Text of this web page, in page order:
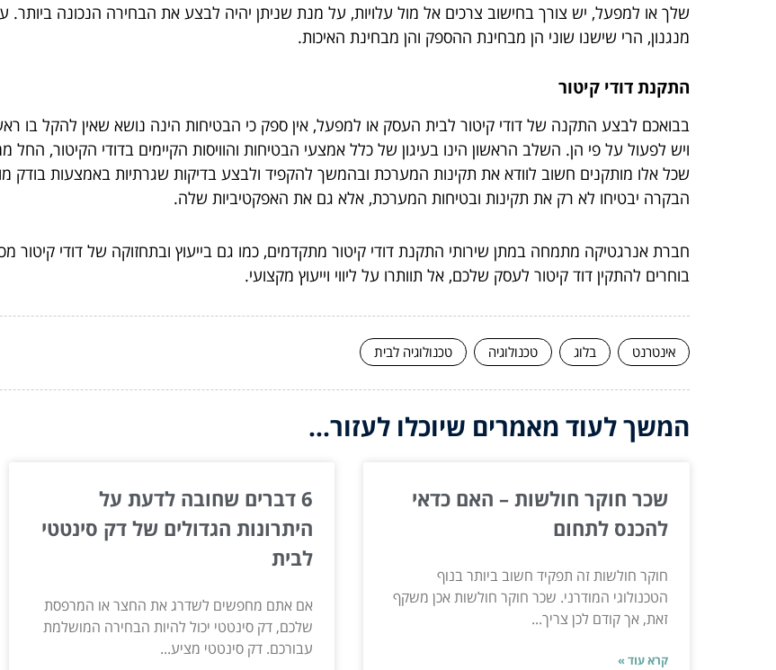
שלך או למפעל, יש צורך בחישוב צרכים אל מול עלויות, על מנת שניתן יהיה לבצע את הבחירה הנכונה ביותר.
מנגנון, הרי שישנו שוני הן מבחינת ההספק והן מבחינת האיכות.
התקנת דודי קיטור
בבואכם לבצע התקנה של דודי קיטור לבית העסק או למפעל, אין ספק כי הבטיחות הינה נושא שאין להקל בו
ויש לפעול על פי הן. השלב הראשון הינו בעיגון של כלל אמצעי הבטיחות והוויסות הקיימים בדודי הקיטור,
שכל אלו מותקנים חשוב לוודא את תקינות המערכת ובהמשך להקפיד ולבצע בדיקות שגרתיות באמצעות בודק
הבקרה יבטיחו לא רק את תקינות ובטיחות המערכת, אלא גם את האפקטיביות שלה.
חברת אנרגטיקה מתמחה במתן שירותי התקנת דודי קיטור מתקדמים, כמו גם בייעוץ ובתחזוקה של דודי
בוחרים להתקין דוד קיטור לעסק שלכם, אל תוותרו על ליווי וייעוץ מקצועי.
אינטרנט בלוג טכנולוגיה טכנולוגיה לבית
המשך לעוד מאמרים שיוכלו לעזור...
שכר חוקר חולשות – האם כדאי
להכנס לתחום
חוקר חולשות זה תפקיד חשוב ביותר בנוף
הטכנולוגי המודרני. שכר חוקר חולשות אכן משקף
זאת, אך קודם לכן צריך...
קרא עוד »
6 דברים שחובה לדעת על
היתרונות הגדולים של דק סינטטי
לבית
אם אתם מחפשים לשדרג את החצר או המרפסת
שלכם, דק סינטטי יכול להיות הבחירה המושלמת
עבורכם. דק סינטטי מציע...